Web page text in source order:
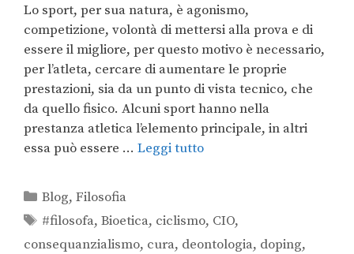
Lo sport, per sua natura, è agonismo,
competizione, volontà di mettersi alla prova e di
essere il migliore, per questo motivo è necessario,
per l’atleta, cercare di aumentare le proprie
prestazioni, sia da un punto di vista tecnico, che
da quello fisico. Alcuni sport hanno nella
prestanza atletica l’elemento principale, in altri
essa può essere … Leggi tutto
Blog,Filosofia
#filosofa,Bioetica, ciclismo, CIO,
consequanzialismo, cura, deontologia, doping,